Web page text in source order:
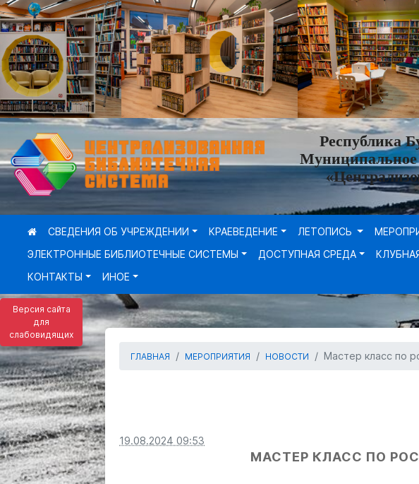
Версия сайта
для
слабовидящих
Республика
Муниципальное
СВЕДЕНИЯ ОБ УЧРЕЖДЕНИИ КРАЕВЕДЕНИЕ ЛЕТОПИСЬ
ЭЛЕКТРОННЫЕ БИБЛИОТЕЧНЫЕ СИСТЕМЫ
ДОСТУПНАЯ СРЕДА
КОНТАКТЫ
ИНОЕ
ГЛАВНАЯ МЕРОПРИЯТИЯ НОВОСТИ Мастер класс по
19.08.2024 09:53
МАСТЕР КЛАСС ПО